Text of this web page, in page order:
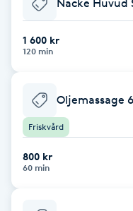
Gua Sha-massage
Headspa
Healing
Herrklippning
Nacke Huvud
1 600 kr
120 min
Oljemassage
Friskvård
800 kr
60 min